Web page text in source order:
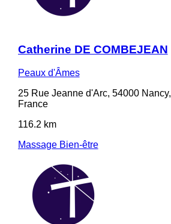
Catherine DE COMBEJEAN
Peaux d'Âmes
25 Rue Jeanne d'Arc, 54000 Nancy,
France
116.2 km
Massage Bien-être